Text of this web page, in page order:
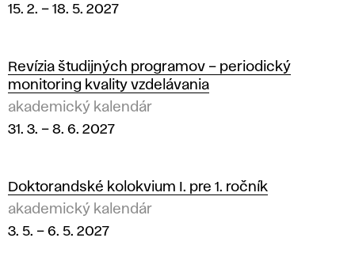
15. 2. – 18. 5. 2027
Revízia študijných programov – periodický
monitoring kvality vzdelávania
akademický kalendár
31. 3. – 8. 6. 2027
Doktorandské kolokvium I. pre 1. ročník
akademický kalendár
3. 5. – 6. 5. 2027